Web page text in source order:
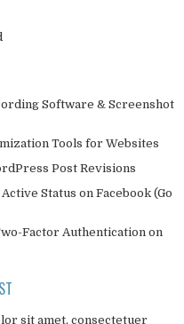
Software & Screenshot
Tools for Websites
Post Revisions
Status on Facebook (Go
Factor Authentication on
sit amet, consectetuer